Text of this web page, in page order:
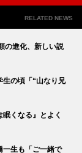
RELATED NEWS
の進化、新しい説
の頃「“山なり兄
くなる』とよく
生も「ご一緒で